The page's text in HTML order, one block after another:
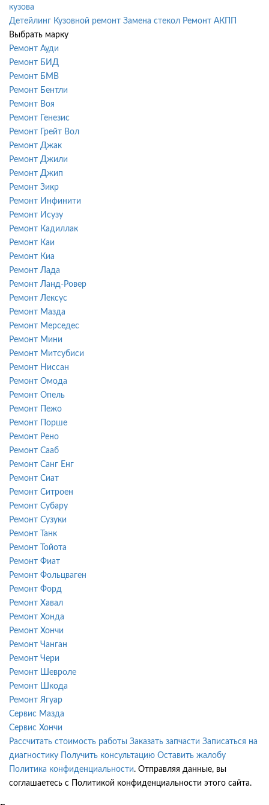
кузова
Детейлинг Кузовной ремонт Замена стекол Ремонт АКПП
Выбрать марку
Ремонт Ауди
Ремонт БИД
Ремонт БМВ
Ремонт Бентли
Ремонт Воя
Ремонт Генезис
Ремонт Грейт Вол
Ремонт Джак
Ремонт Джили
Ремонт Джип
Ремонт Зикр
Ремонт Инфинити
Ремонт Исузу
Ремонт Кадиллак
Ремонт Каи
Ремонт Киа
Ремонт Лада
Ремонт Ланд-Ровер
Ремонт Лексус
Ремонт Мазда
Ремонт Мерседес
Ремонт Мини
Ремонт Митсубиси
Ремонт Ниссан
Ремонт Омода
Ремонт Опель
Ремонт Пежо
Ремонт Порше
Ремонт Рено
Ремонт Сааб
Ремонт Санг Енг
Ремонт Сиат
Ремонт Ситроен
Ремонт Субару
Ремонт Сузуки
Ремонт Танк
Ремонт Тойота
Ремонт Фиат
Ремонт Фольцваген
Ремонт Форд
Ремонт Хавал
Ремонт Хонда
Ремонт Хончи
Ремонт Чанган
Ремонт Чери
Ремонт Шевроле
Ремонт Шкода
Ремонт Ягуар
Сервис Мазда
Сервис Хончи
Рассчитать стоимость работы Заказать запчасти Записаться на
диагностику
Получить консультацию Оставить жалобу
Политика конфиденциальности. Отправляя данные, вы
соглашаетесь с Политикой конфиденциальности этого сайта.